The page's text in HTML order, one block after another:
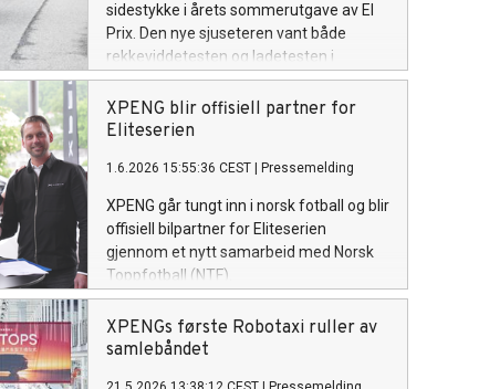
sidestykke i årets sommerutgave av El
Prix. Den nye sjuseteren vant både
rekkeviddetesten og ladetesten i
verdens største elbiltest, arrangert av
NAF og Motor.
XPENG blir offisiell partner for
Eliteserien
1.6.2026 15:55:36 CEST Pressemelding
XPENG går tungt inn i norsk fotball og blir
offisiell bilpartner for Eliteserien
gjennom et nytt samarbeid med Norsk
Toppfotball (NTF).
XPENGs første Robotaxi ruller av
samlebåndet